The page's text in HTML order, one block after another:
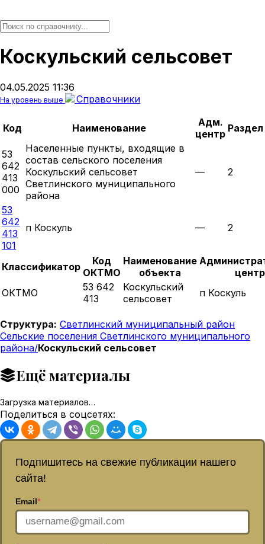
Коскульский сельсовет
04.05.2025 11:36
На уровень выше Справочники
Код Наименование
Адм.
центр Раздел
53
642
413
000
Населенные пункты, входящие в
состав сельского поселения
Коскульский сельсовет
Светлинского муниципального
района
— 2
53
642
413
101
п Коскуль — 2
Классификатор
Код
ОКТМО
Наименование
объекта
центр
ОКТМО
53 642
413
Коскульский
сельсовет
п Коскуль
Структура: Светлинский муниципальный район
Сельские поселения Светлинского муниципального
района/Коскульский сельсовет
Ещё материалы
Загрузка материалов…
Поделиться в соцсетях:
Подпишитесь на свежие публикации нашего
сайта!
Email*